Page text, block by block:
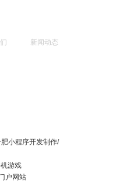
新闻动态
小程序开发制作/
游戏
户网站